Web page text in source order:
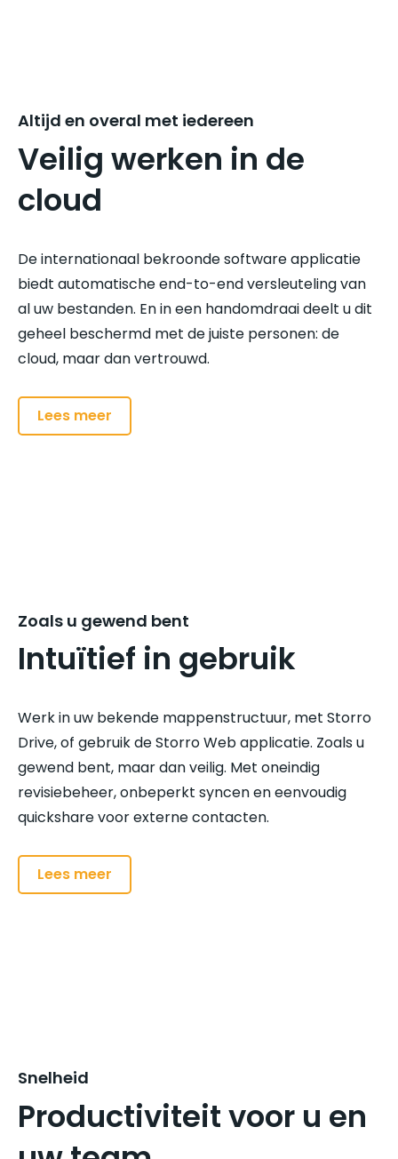
Altijd en overal met iedereen
Veilig werken in de
cloud
De internationaal bekroonde software applicatie
biedt automatische end-to-end versleuteling van
al uw bestanden. En in een handomdraai deelt u dit
geheel beschermd met de juiste personen: de
cloud, maar dan vertrouwd.
Lees meer
Zoals u gewend bent
Intuïtief in gebruik
Werk in uw bekende mappenstructuur, met Storro
Drive, of gebruik de Storro Web applicatie. Zoals u
gewend bent, maar dan veilig. Met oneindig
revisiebeheer, onbeperkt syncen en eenvoudig
quickshare voor externe contacten.
Lees meer
Snelheid
Productiviteit voor u en